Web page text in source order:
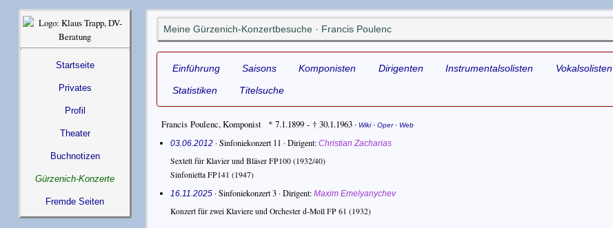
Startseite
Privates
Profil
Theater
Buchnotizen
Gürzenich-Konzerte
Fremde Seiten
Meine Gürzenich-Konzertbesuche · Francis Poulenc
Einführung Saisons Komponisten Dirigenten Instrumentalsolisten Vokalsolisten
Statistiken
Titelsuche
Francis Poulenc,Komponist * 7.1.1899 - † 30.1.1963· Wiki· Oper· Web
03.06.2012· Sinfoniekonzert 11 ·Dirigent Christian Zacharias
Sextett für Klavier und Bläser FP100(1932/40)
Sinfonietta FP141 (1947)
16.11.2025· Sinfoniekonzert 3 ·Dirigent Maxim Emelyanychev
Konzert für zwei Klaviere und Orchester d-Moll FP 61 (1932)